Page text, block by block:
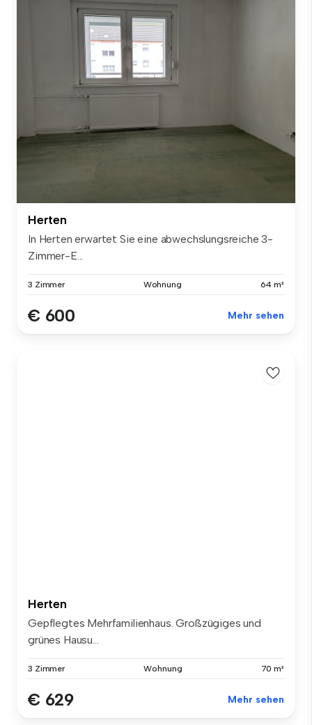
Herten
In Herten erwartet Sie eine abwechslungsreiche 3-
Zimmer-E...
3 Zimmer Wohnung 64 m²
€ 600 Mehr sehen
Herten
Gepflegtes Mehrfamilienhaus. Großzügiges und
grünes Hausu...
3 Zimmer Wohnung 70 m²
€ 629 Mehr sehen